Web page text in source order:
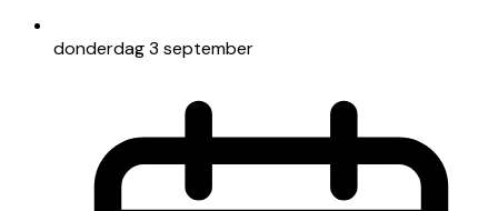
donderdag 3 september